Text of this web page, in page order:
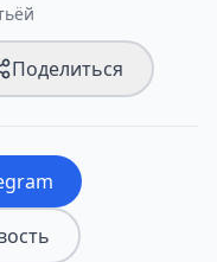
Поделиться